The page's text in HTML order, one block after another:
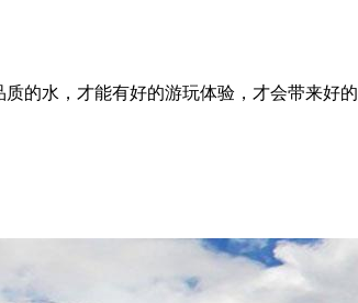
的水，才能有好的游玩体验，才会带来